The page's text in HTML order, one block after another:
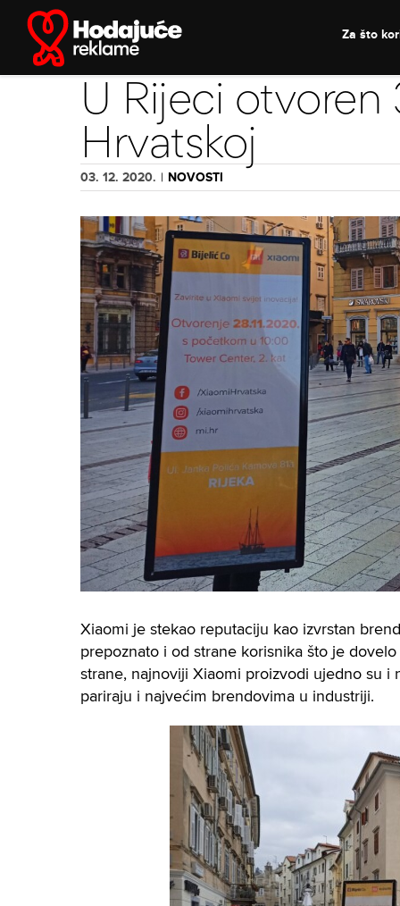
content
Za što
U Rijeci otvoren
Hrvatskoj
03. 12. 2020. | NOVOSTI
View
Larger
Image
Xiaomi je stekao reputaciju kao izvrstan
prepoznato i od strane korisnika što je
strane, najnoviji Xiaomi proizvodi ujedno su
pariraju i najvećim brendovima u industriji.